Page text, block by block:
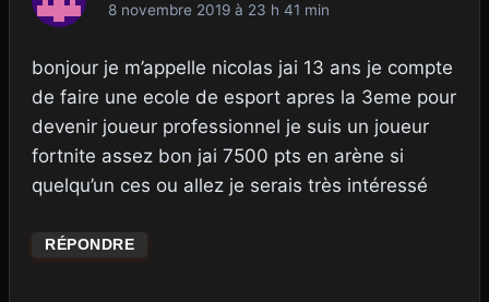
8 novembre 2019 à 23 h 41 min
bonjour je m’appelle nicolas jai 13 ans je compte
de faire une ecole de esport apres la 3eme pour
devenir joueur professionnel je suis un joueur
fortnite assez bon jai 7500 pts en arène si
quelqu’un ces ou allez je serais très intéressé
RÉPONDRE